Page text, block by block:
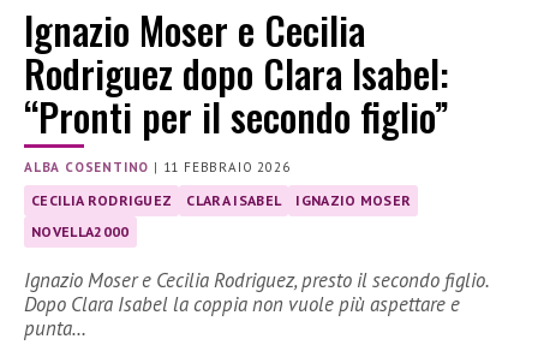
Ignazio Moser e Cecilia
Rodriguez dopo Clara Isabel:
“Pronti per il secondo figlio”
ALBA COSENTINO | 11 FEBBRAIO 2026
CECILIA RODRIGUEZ CLARA ISABEL
IGNAZIO MOSER
NOVELLA2000
Ignazio Moser e Cecilia Rodriguez, presto il secondo figlio.
Dopo Clara Isabel la coppia non vuole più aspettare e
punta…